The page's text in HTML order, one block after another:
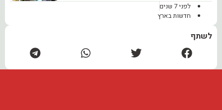
לפני 7 שנים
חדשות בארץ
לשתף